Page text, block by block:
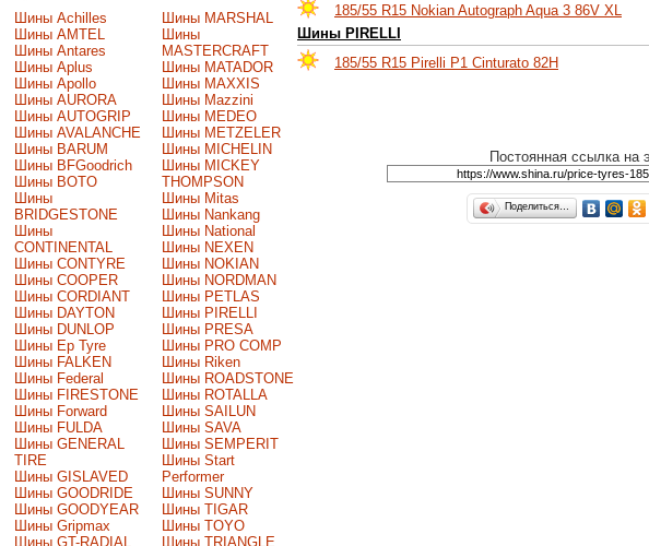
Шины Achilles
Шины AMTEL
Шины Antares
Шины Aplus
Шины Apollo
Шины AURORA
Шины AUTOGRIP
Шины AVALANCHE
Шины BARUM
Шины BFGoodrich
Шины BOTO
Шины
BRIDGESTONE
Шины
CONTINENTAL
Шины CONTYRE
Шины COOPER
Шины CORDIANT
Шины DAYTON
Шины DUNLOP
Шины Ep Tyre
Шины FALKEN
Шины Federal
Шины FIRESTONE
Шины Forward
Шины FULDA
Шины GENERAL
TIRE
Шины GISLAVED
Шины GOODRIDE
Шины GOODYEAR
Шины Gripmax
Шины GT-RADIAL
Шины MARSHAL
Шины
MASTERCRAFT
Шины MATADOR
Шины MAXXIS
Шины Mazzini
Шины MEDEO
Шины METZELER
Шины MICHELIN
Шины MICKEY
THOMPSON
Шины Mitas
Шины Nankang
Шины National
Шины NEXEN
Шины NOKIAN
Шины NORDMAN
Шины PETLAS
Шины PIRELLI
Шины PRESA
Шины PRO COMP
Шины Riken
Шины ROADSTONE
Шины ROTALLA
Шины SAILUN
Шины SAVA
Шины SEMPERIT
Шины Start
Performer
Шины SUNNY
Шины TIGAR
Шины TOYO
Шины TRIANGLE
185/55 R15 Nokian Autograph Aqua 3 86V XL
Шины PIRELLI
185/55 R15 Pirelli P1 Cinturato 82H
Постоянная ссылка на
Поделиться…